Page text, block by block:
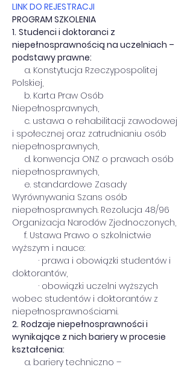
LINK DO REJESTRACJI
PROGRAM SZKOLENIA
1. Studenci i doktoranci z
niepełnosprawnością na uczelniach –
podstawy prawne:
a. Konstytucja Rzeczypospolitej
Polskiej,
b. Karta Praw Osób
Niepełnosprawnych,
c. ustawa o rehabilitacji zawodowej
i społecznej oraz zatrudnianiu osób
niepełnosprawnych,
d. konwencja ONZ o prawach osób
niepełnosprawnych,
e. standardowe Zasady
Wyrównywania Szans osób
niepełnosprawnych. Rezolucja 48/96
Organizacja Narodów Zjednoczonych,
f. Ustawa Prawo o szkolnictwie
wyższym i nauce:
· prawa i obowiązki studentów i
doktorantów,
· obowiązki uczelni wyższych
wobec studentów i doktorantów z
niepełnosprawnościami.
2. Rodzaje niepełnosprawności i
wynikające z nich bariery w procesie
kształcenia:
a. bariery techniczno –